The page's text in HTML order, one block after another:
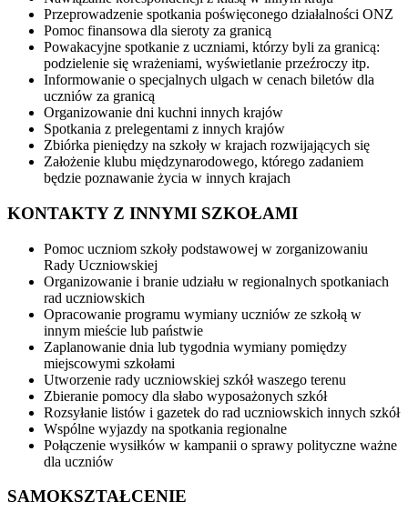
Przeprowadzenie spotkania poświęconego działalności ONZ
Pomoc finansowa dla sieroty za granicą
Powakacyjne spotkanie z uczniami, którzy byli za granicą:
podzielenie się wrażeniami, wyświetlanie przeźroczy itp.
Informowanie o specjalnych ulgach w cenach biletów dla
uczniów za granicą
Organizowanie dni kuchni innych krajów
Spotkania z prelegentami z innych krajów
Zbiórka pieniędzy na szkoły w krajach rozwijających się
Założenie klubu międzynarodowego, którego zadaniem
będzie poznawanie życia w innych krajach
KONTAKTY Z INNYMI SZKOŁAMI
Pomoc uczniom szkoły podstawowej w zorganizowaniu
Rady Uczniowskiej
Organizowanie i branie udziału w regionalnych spotkaniach
rad uczniowskich
Opracowanie programu wymiany uczniów ze szkołą w
innym mieście lub państwie
Zaplanowanie dnia lub tygodnia wymiany pomiędzy
miejscowymi szkołami
Utworzenie rady uczniowskiej szkół waszego terenu
Zbieranie pomocy dla słabo wyposażonych szkół
Rozsyłanie listów i gazetek do rad uczniowskich innych szkół
Wspólne wyjazdy na spotkania regionalne
Połączenie wysiłków w kampanii o sprawy polityczne ważne
dla uczniów
SAMOKSZTAŁCENIE